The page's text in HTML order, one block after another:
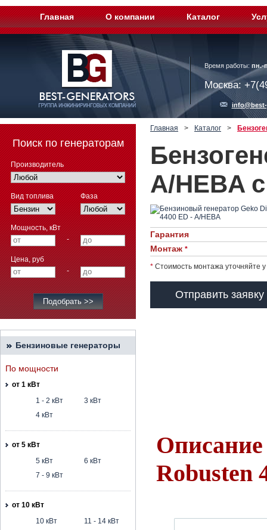
Главная О компании Каталог
Время работы: пн.-
Москва:
Поиск по генераторам
Производитель
Вид топлива Фаза
Мощность, кВт
-
Цена, руб
-
Бензиновые генераторы
По мощности
от 1 кВт
1 - 2 кВт
3 кВт
4 кВт
от 5 кВт
5 кВт
6 кВт
7 - 9 кВт
от 10 кВт
10 кВт
11 - 14 кВт
Главная > Каталог >
А/HEBA
Гарантия
Монтаж *
* Стоимость монтажа уточняйте
Отправить
Описание
Robusten